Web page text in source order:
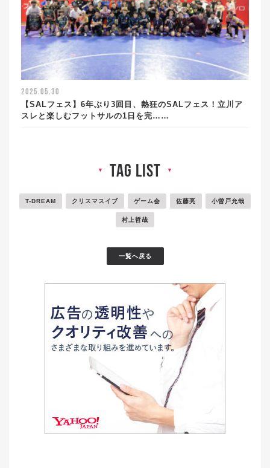
2025.05.30
【SALフェス】6年ぶり3回目、熱狂のSALフェス！立川ア
スレと楽しむフットサルの1日を完……
▼ tag list ▼
T-DREAM クリスマスイブ ゲーム会 佐藤亮 小曽戸允哉
村上哲哉
一覧へ戻る